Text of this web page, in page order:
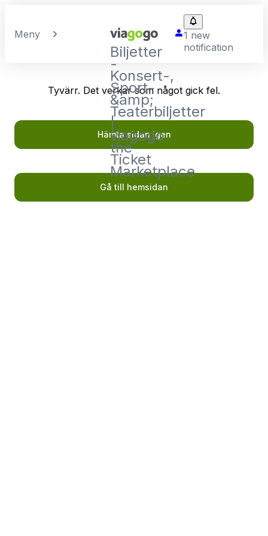
Meny
Biljetter
-
Konsert-,
Sport-
&amp;
Teaterbiljetter
|
viagogo
the
Ticket
Marketplace
1 new
notification
Tyvärr. Det verkar som något gick fel.
Hämta sidan igen
Gå till hemsidan